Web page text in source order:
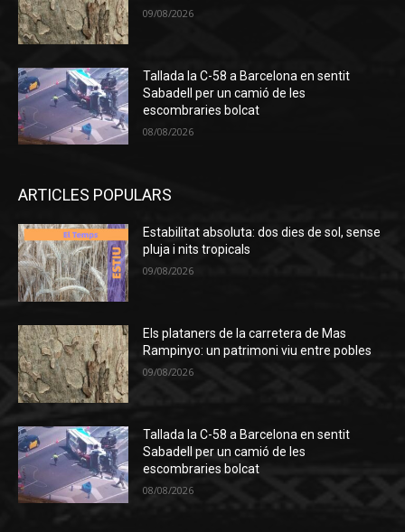
09/08/2026
Tallada la C-58 a Barcelona en sentit
Sabadell per un camió de les
escombraries bolcat
08/08/2026
ARTICLES POPULARS
Estabilitat absoluta: dos dies de sol, sense
pluja i nits tropicals
09/08/2026
Els plataners de la carretera de Mas
Rampinyo: un patrimoni viu entre pobles
09/08/2026
Tallada la C-58 a Barcelona en sentit
Sabadell per un camió de les
escombraries bolcat
08/08/2026